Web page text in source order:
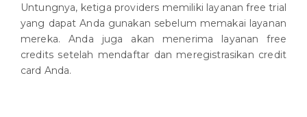
Untungnya, ketiga providers memiliki layanan free trial
yang dapat Anda gunakan sebelum memakai layanan
mereka. Anda juga akan menerima layanan free
credits setelah mendaftar dan meregistrasikan credit
card Anda.